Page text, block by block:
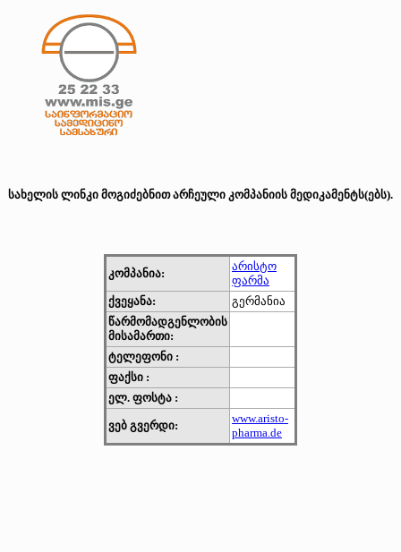
სახელის ლინკი მოგიძებნით არჩეული კომპანიის მედიკამენტს(ებს).
კომპანია:
არისტო
ფარმა
ქვეყანა:
გერმანია
წარმომადგენლობის
მისამართი:
ტელეფონი :
ფაქსი :
ელ. ფოსტა :
ვებ გვერდი:
www.aristo-
pharma.de